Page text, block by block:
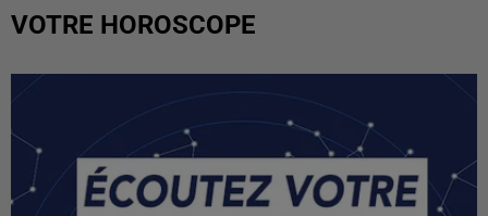
VOTRE HOROSCOPE